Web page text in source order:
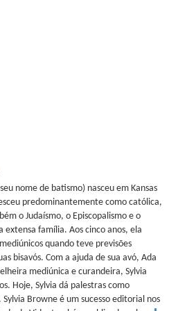
nome de batismo) nasceu em Kansas
predominantemente como católica,
o Judaísmo, o Episcopalismo e o
extensa família. Aos cinco anos, ela
quando teve previsões
bisavós. Com a ajuda de sua avó, Ada
mediúnica e curandeira, Sylvia
Hoje, Sylvia dá palestras como
Browne é um sucesso editorial nos